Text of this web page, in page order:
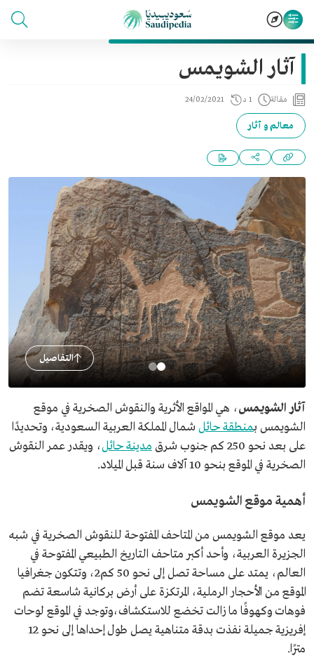
آثار الشويمس
مقالة 1 د 24/02/2021
معالم و آثار
التفاصيل
آثار الشويمس، هي المواقع الأثرية والنقوش الصخرية في موقع
الشويمس بمنطقة حائل شمال المملكة العربية السعودية، وتحديدًا
على بعد نحو 250 كم جنوب شرق
مدينة حائل، ويقدر عمر النقوش
الصخرية في الموقع بنحو 10 آلاف سنة قبل الميلاد.
أهمية موقع الشويمس
يعد موقع الشويمس من المتاحف المفتوحة للنقوش الصخرية في شبه
الجزيرة العربية، وأحد أكبر متاحف التاريخ الطبيعي المفتوحة في
العالم، يمتد على مساحة تصل إلى نحو 50 كم2، وتتكون جغرافيا
الموقع من الأحجار الرملية، المرتكزة على أرض بركانية شاسعة تضم
فوهات وكهوفًا ما زالت تخضع للاستكشاف،وتوجد في الموقع لوحات
إفريزية جميلة نفذت بدقة متناهية يصل طول إحداها إلى نحو 12
مترًا.